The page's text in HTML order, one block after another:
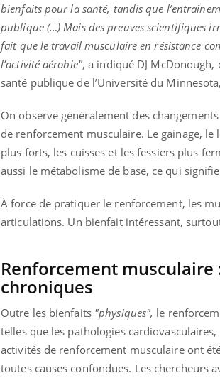
bienfaits pour la santé, tandis que
publique (…) Mais des preuves scientifiques
fait que le travail musculaire en résistance
l’activité aérobie", a indiqué DJ McDonough,
santé publique de l’Université du
On observe généralement des
de renforcement musculaire. Le gainage,
plus forts, les cuisses et les fessiers plus
aussi le métabolisme de base, ce qui
À force de pratiquer le renforcement, les
articulations. Un bienfait intéressant,
Renforcement
chroniques
Outre les bienfaits "physiques", le
telles que les pathologies
activités de renforcement musculaire ont
toutes causes confondues. Les